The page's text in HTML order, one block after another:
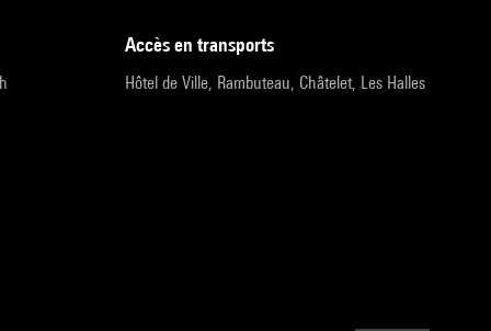
accès en transports
Hôtel de Ville, Rambuteau, Châtelet, Les Halles